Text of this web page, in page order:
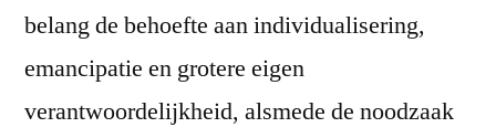
belang de behoefte aan individualisering,
emancipatie en grotere eigen
verantwoordelijkheid, alsmede de noodzaak